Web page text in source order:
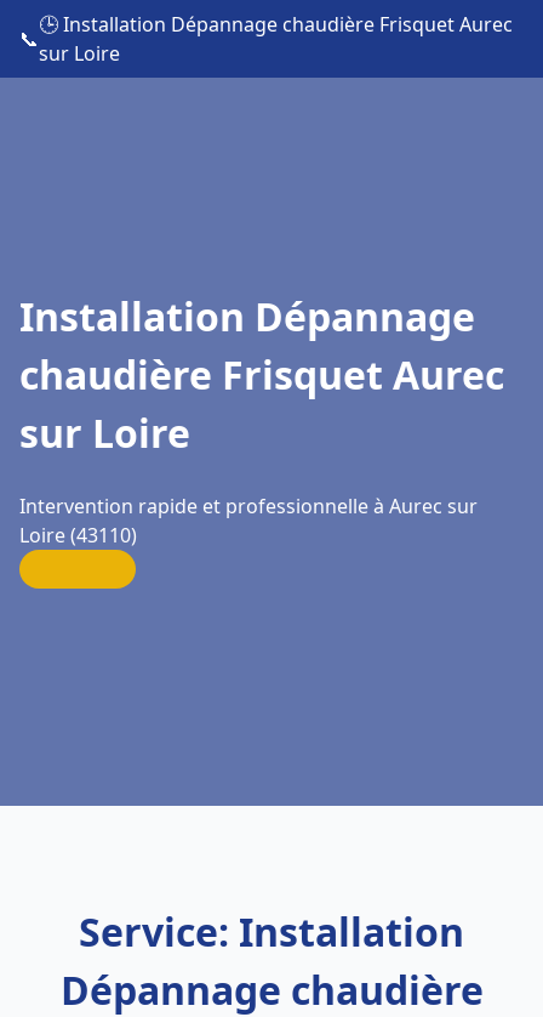
📞
🕒 Installation Dépannage chaudière Frisquet Aurec
sur Loire
Installation Dépannage
chaudière Frisquet Aurec
sur Loire
Intervention rapide et professionnelle à Aurec sur
Loire (43110)
Service: Installation
Dépannage chaudière